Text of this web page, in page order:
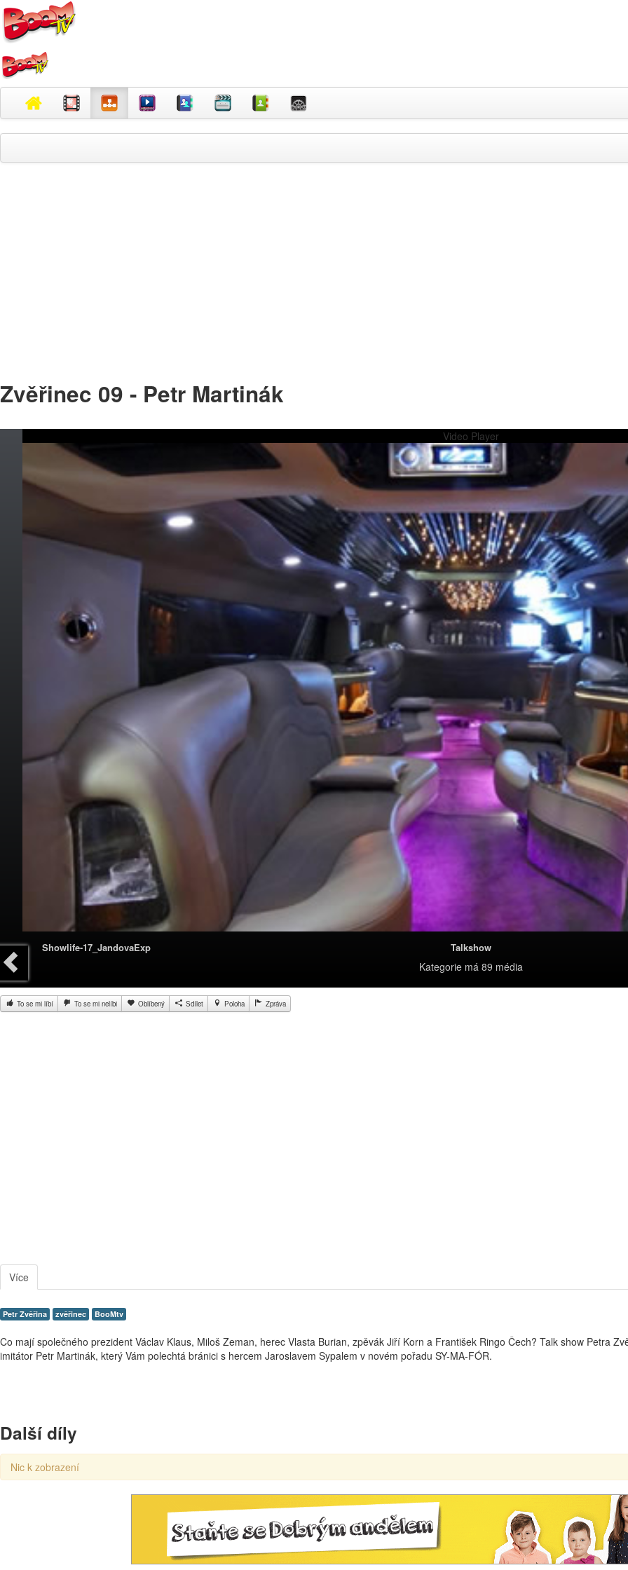
Zvěřinec 09 - Petr Martinák
Video Player
Use Up/Down Arrow keys to increase or decrease volume.
Showlife-17_JandovaExp Talkshow
Kategoriemá 89 média
To se mi líbí To se mi nelíbi Oblíbený Sdílet Poloha Zpráva
Více
Petr Zvěřina zvěřinec BooMtv
Co mají společného prezident Václav Klaus, Miloš Zeman, herec Vlasta Burian, zpěvák Jiří Korn a František Ringo Čech? Talk show Petra
imitátor Petr Martinák, který Vám polechtá bránici s hercem Jaroslavem Sypalem v novém pořadu SY-MA-FÓR.
Další díly
Nic k zobrazení